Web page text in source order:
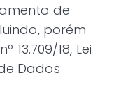
de
porém
13.709/18, Lei
Dados